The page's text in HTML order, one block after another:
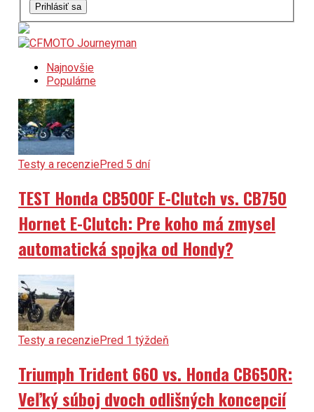
Prihlásiť sa
Najnovšie
Populárne
Testy a recenziePred 5 dní
TEST Honda CB500F E-Clutch vs. CB750
Hornet E-Clutch: Pre koho má zmysel
automatická spojka od Hondy?
Testy a recenziePred 1 týždeň
Triumph Trident 660 vs. Honda CB650R:
Veľký súboj dvoch odlišných koncepcií